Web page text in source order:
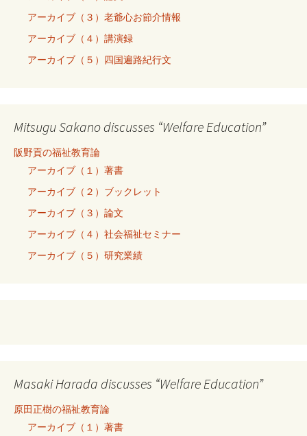
アーカイブ（３）老爺心お節介情報
アーカイブ（４）講演録
アーカイブ（５）四国遍路紀行文
Mitsugu Sakano discusses “Welfare Education”
阪野貢の福祉教育論
アーカイブ（１）著書
アーカイブ（２）ブックレット
アーカイブ（３）論文
アーカイブ（４）社会福祉セミナー
アーカイブ（５）研究業績
Masaki Harada discusses “Welfare Education”
原田正樹の福祉教育論
アーカイブ（１）著書